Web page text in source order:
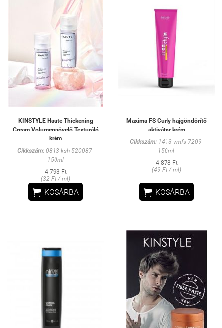
KINSTYLE Haute Thickening
Cream Volumennövelő Texturáló
krém
Cikkszám: 0813-ksh-520087-
150ml
4 793 Ft
(32 Ft / ml)
 KOSÁRBA
Maxima FS Curly hajgöndörítő
aktivátor krém
Cikkszám: 1413-vmfs-7209-
150ml-
4 878 Ft
(49 Ft / ml)
 KOSÁRBA